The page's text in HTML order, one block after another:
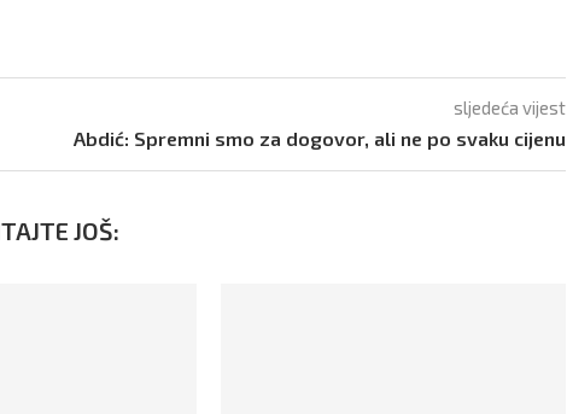
sljedeća vijest
Abdić: Spremni smo za dogovor, ali ne po svaku cijenu
JOŠ: